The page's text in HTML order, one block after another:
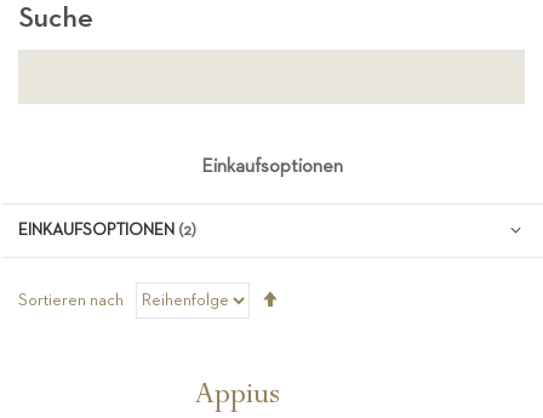
Sortieren nach
Appius
Suche
Einkaufsoptionen
EINKAUFSOPTIONEN